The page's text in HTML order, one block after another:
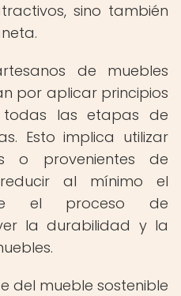
sino también
de muebles
por aplicar principios
todas las etapas de
Esto implica utilizar
o provenientes de
reducir al mínimo el
el proceso de
la durabilidad y la
del mueble sostenible